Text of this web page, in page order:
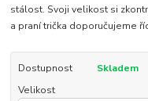
stálost. Svoji velikost si
a praní trička doporučujeme
Dostupnost
Skladem
Velikost